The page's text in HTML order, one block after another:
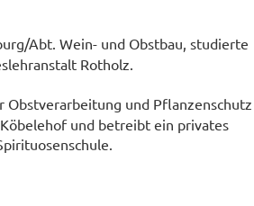
Abt. Wein- und Obstbau, studierte
Rotholz.
und Pflanzenschutz
und betreibt ein privates